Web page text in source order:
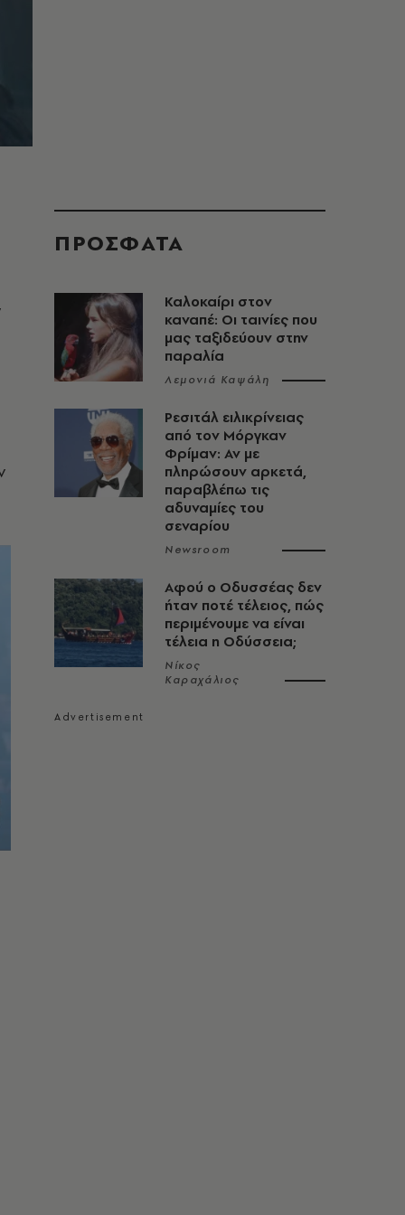
ΠΡΟΣΦΑΤΑ
Καλοκαίρι στον
καναπέ: Οι ταινίες που
μας ταξιδεύουν στην
παραλία
Λεμονιά Καψάλη
Ρεσιτάλ ειλικρίνειας
από τον Μόργκαν
Φρίμαν: Αν με
πληρώσουν αρκετά,
παραβλέπω τις
αδυναμίες του
σεναρίου
Newsroom
Αφού ο Οδυσσέας δεν
ήταν ποτέ τέλειος, πώς
περιμένουμε να είναι
τέλεια η Οδύσσεια;
Νίκος
Καραχάλιος